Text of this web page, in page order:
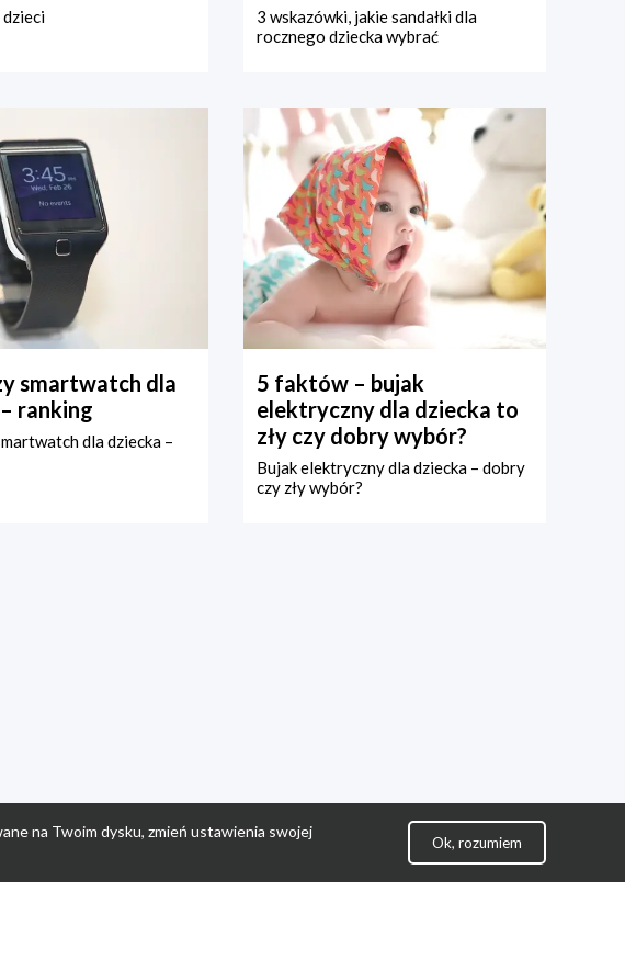
3 wskazówki, jakie sandałki dla
rocznego dziecka wybrać
smartwatch dla
ranking
dla dziecka –
5 faktów – bujak
elektryczny dla dziecka to
zły czy dobry wybór?
Bujak elektryczny dla dziecka – dobry
czy zły wybór?
na Twoim dysku, zmień ustawienia swojej
Ok, rozumiem